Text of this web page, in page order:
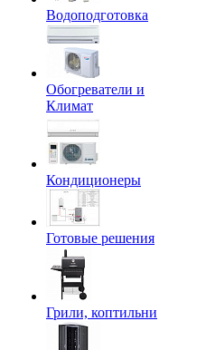
Водоподготовка
Обогреватели и
Климат
Кондиционеры
Готовые решения
Грили, коптильни